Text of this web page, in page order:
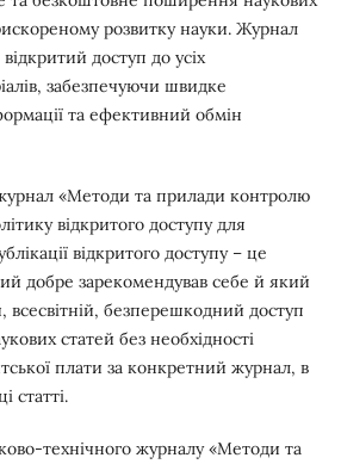
розвитку науки. Журнал
доступ до усіх
забезпечуючи швидке
та ефективний обмін
«Методи та прилади контролю
відкритого доступу для
відкритого доступу – це
добре зарекомендував себе й який
всесвітній, безперешкодний доступ
статей без необхідності
плати за конкретний журнал, в
статті.
технічного журналу «Методи та